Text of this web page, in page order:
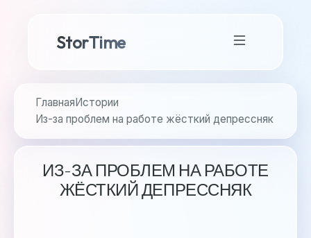
StorTime
ГлавнаяИстории
Из-за проблем на работе жёсткий депрессняк
ИЗ-ЗА ПРОБЛЕМ НА РАБОТЕ
ЖЁСТКИЙ ДЕПРЕССНЯК